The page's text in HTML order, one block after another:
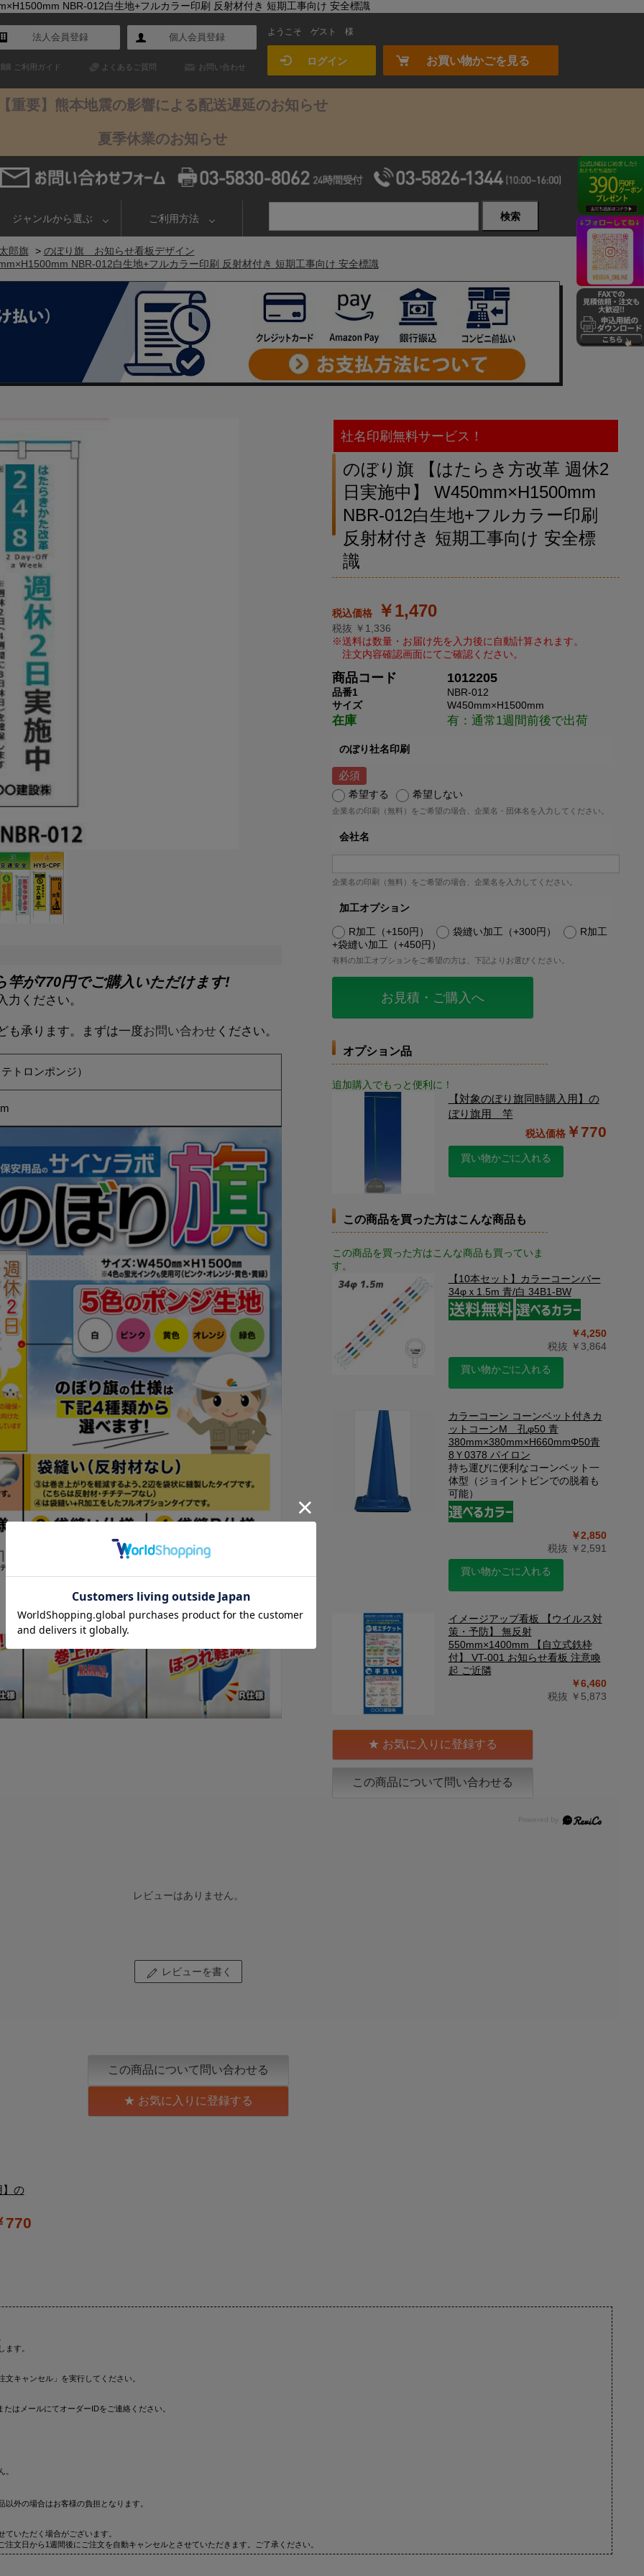
NBR-012白生地+フルカラー印刷 反射材付き 短期工事向け 安全標識
法人会員登録 個人会員登録
ご利用ガイド よくあるご質問 お問い合わせ
ようこそ ゲスト 様
ログイン お買い物かごを見る
重要】熊本地震の影響による配送遅延のお知らせ
夏季休業のお知らせ
ジャンルから選ぶ ご利用方法 検索
郎旗 > のぼり旗 お知らせ看板デザイン
NBR-012白生地+フルカラー印刷 反射材付き 短期工事向け 安全標識
竿が770円でご購入いただけます!
ください。
も承ります。まずは一度お問い合わせ ください。
トロンポンジ）
社名印刷無料サービス！
のぼり旗 【はたらき方改革 週休2
日実施中】 W450mm×H1500mm
NBR-012白生地+フルカラー印刷
反射材付き 短期工事向け 安全標
識
￥1,470
税抜 ￥1,336
商品コード 1012205
品番1
NBR-012
サイズ
W450mm×H1500mm
在庫 有：通常1週間前後で出荷
のぼり社名印刷
希望する 希望しない
企業名の印刷（無料）をご希望の場合、企業名・団体名を入力してください。
会社名
企業名の印刷（無料）をご希望の場合、企業名を入力してください。
加工オプション
R加工（+150円） 袋縫い加工（+300円）
R加工
+袋縫い加工（+450円）
有料の加工オプションをご希望の方は、下記よりお選びください。
お見積・ご購入へ
オプション品
追加購入でもっと便利に！
【対象のぼり旗同時購入用】の
ぼり旗用 竿
￥770
買い物かごに入れる
この商品を買った方はこんな商品も
この商品を買った方はこんな商品も買っていま
す。
【10本セット】カラーコーンバー
34φｘ1.5m 青/白 34B1-BW
￥4,250
税抜 ￥3,864
買い物かごに入れる
カラーコーン コーンベット付きカ
ットコーンM 孔φ50 青
380mm×380mm×H660mmΦ50青
8Ｙ0378 パイロン
持ち運びに便利なコーンベット一
体型（ジョイントピンでの脱着も
可能）
￥2,850
税抜 ￥2,591
買い物かごに入れる
イメージアップ看板 【ウイルス対
策・予防】 無反射
550mm×1400mm 【自立式鉄枠
付】 VT-001 お知らせ看板 注意喚
起 ご近隣
￥6,460
税抜 ￥5,873
この商品について問い合わせる
お気に入りに登録する
レビューはありません。
レビューを書く
この商品について問い合わせる
お気に入りに登録する
】の
770
す。
キャンセル」を実行してください。
はメールにてオーダーIDをご連絡ください。
。
外の場合はお客様の負担となります。
いただく場合がございます。
文日から1週間後にご注文を自動キャンセルとさせていただきます。ご了承ください。